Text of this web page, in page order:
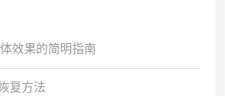
效果的简明指南
复方法